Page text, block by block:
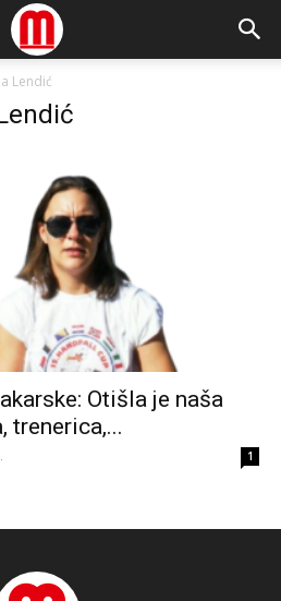
Lendić
Otišla je naša
trenerica,...
1